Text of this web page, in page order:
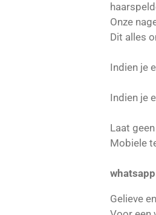
Onze
Dit alles
Indien je
Indien je
Laat
Mobiele
Gelieve